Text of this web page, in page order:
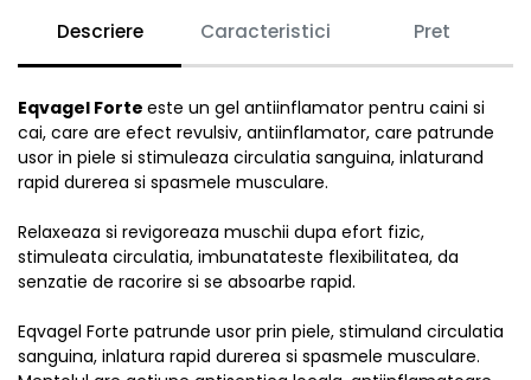
Descriere Caracteristici Pret
Eqvagel Forte este un gel antiinflamator pentru caini si
cai, care are efect revulsiv, antiinflamator, care patrunde
usor in piele si stimuleaza circulatia sanguina, inlaturand
rapid durerea si spasmele musculare.
Relaxeaza si revigoreaza muschii dupa efort fizic,
stimuleata circulatia, imbunatateste flexibilitatea, da
senzatie de racorire si se absoarbe rapid.
Eqvagel Forte patrunde usor prin piele, stimuland circulatia
sanguina, inlatura rapid durerea si spasmele musculare.